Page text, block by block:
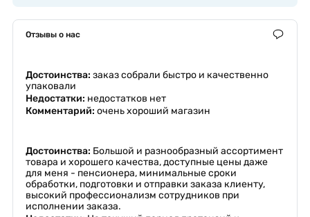
Отзывы о нас
Достоинства: заказ собрали быстро и качественно
упаковали
Недостатки: недостатков нет
Комментарий: очень хороший магазин
Достоинства: Большой и разнообразный ассортимент
товара и хорошего качества, доступные цены даже
для меня - пенсионера, минимальные сроки
обработки, подготовки и отправки заказа клиенту,
высокий профессионализм сотрудников при
исполнении заказа.